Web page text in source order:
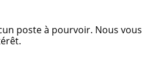
poste à pourvoir. Nous vous